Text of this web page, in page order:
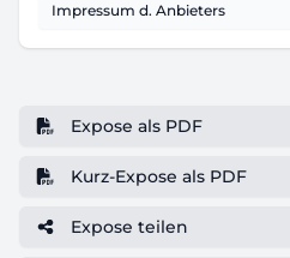
Impressum d. Anbieters
Expose als PDF
Kurz-Expose als PDF
Expose teilen